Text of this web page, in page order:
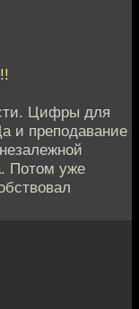
Цифры для
и преподавание
Потом уже